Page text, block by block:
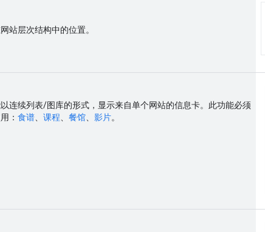
站层次结构中的位置。
连续列表/图库的形式，显示来自单个网站的信息卡。此功能必须
： 食谱 课程 餐馆 影片。